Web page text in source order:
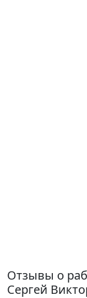
Отзывы о
Сергей